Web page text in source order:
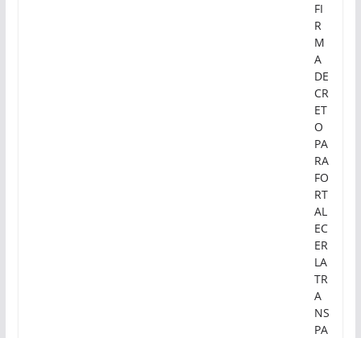
FI
R
M
A
DE
CR
ET
O
PA
RA
FO
RT
AL
EC
ER
LA
TR
A
NS
PA